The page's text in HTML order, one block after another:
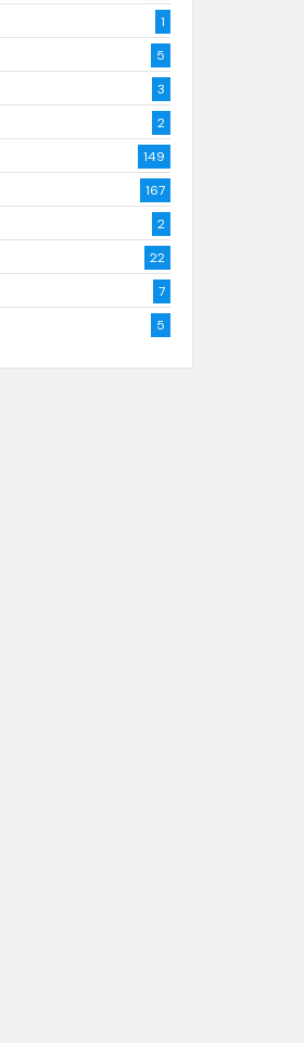
1
5
3
2
149
167
2
22
7
5